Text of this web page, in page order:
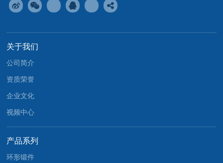
关于我们
公司简介
资质荣誉
企业文化
视频中心
产品系列
环形锻件